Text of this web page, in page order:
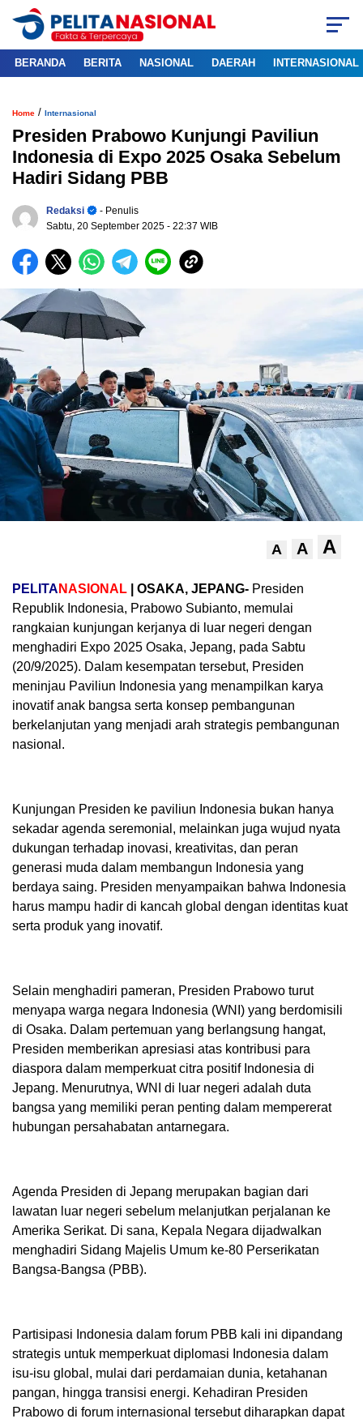
BERANDA BERITA NASIONAL DAERAH INTERNASIONAL
Home / Internasional
Presiden Prabowo Kunjungi Paviliun
Indonesia di Expo 2025 Osaka Sebelum
Hadiri Sidang PBB
Redaksi
- Penulis
Sabtu, 20 September 2025 - 22:37 WIB
A A A
PELITA NASIONAL | OSAKA, JEPANG- Presiden
Republik Indonesia, Prabowo Subianto, memulai
rangkaian kunjungan kerjanya di luar negeri dengan
menghadiri Expo 2025 Osaka, Jepang, pada Sabtu
(20/9/2025). Dalam kesempatan tersebut, Presiden
meninjau Paviliun Indonesia yang menampilkan karya
inovatif anak bangsa serta konsep pembangunan
berkelanjutan yang menjadi arah strategis pembangunan
nasional.
Kunjungan Presiden ke paviliun Indonesia bukan hanya
sekadar agenda seremonial, melainkan juga wujud nyata
dukungan terhadap inovasi, kreativitas, dan peran
generasi muda dalam membangun Indonesia yang
berdaya saing. Presiden menyampaikan bahwa Indonesia
harus mampu hadir di kancah global dengan identitas kuat
serta produk yang inovatif.
Selain menghadiri pameran, Presiden Prabowo turut
menyapa warga negara Indonesia (WNI) yang berdomisili
di Osaka. Dalam pertemuan yang berlangsung hangat,
Presiden memberikan apresiasi atas kontribusi para
diaspora dalam memperkuat citra positif Indonesia di
Jepang. Menurutnya, WNI di luar negeri adalah duta
bangsa yang memiliki peran penting dalam mempererat
hubungan persahabatan antarnegara.
Agenda Presiden di Jepang merupakan bagian dari
lawatan luar negeri sebelum melanjutkan perjalanan ke
Amerika Serikat. Di sana, Kepala Negara dijadwalkan
menghadiri Sidang Majelis Umum ke-80 Perserikatan
Bangsa-Bangsa (PBB).
Partisipasi Indonesia dalam forum PBB kali ini dipandang
strategis untuk memperkuat diplomasi Indonesia dalam
isu-isu global, mulai dari perdamaian dunia, ketahanan
pangan, hingga transisi energi. Kehadiran Presiden
Prabowo di forum internasional tersebut diharapkan dapat